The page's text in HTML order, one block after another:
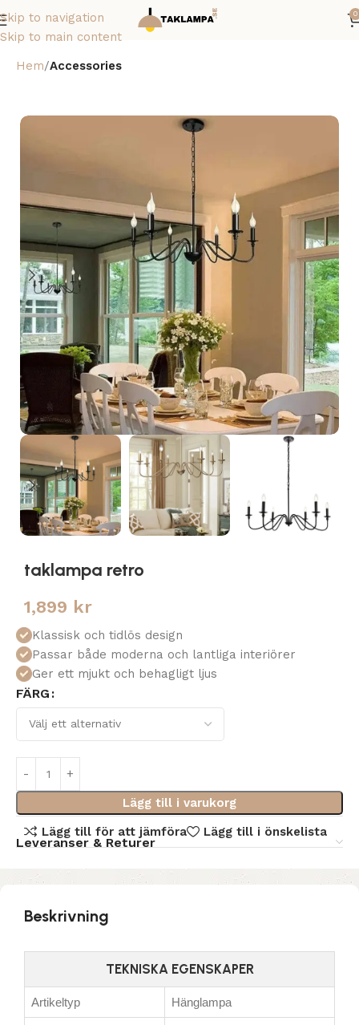
Skip to navigation
Skip to main content
0
Hem Accessories
taklampa retro
1,899 kr
Klassisk och tidlös design
Passar både moderna och lantliga interiörer
Ger ett mjukt och behagligt ljus
FÄRG
Lägg till i varukorg
Lägg till för att jämföra
Lägg till i önskelista
Leveranser & Returer
Beskrivning
TEKNISKA EGENSKAPER
Artikeltyp Hänglampa